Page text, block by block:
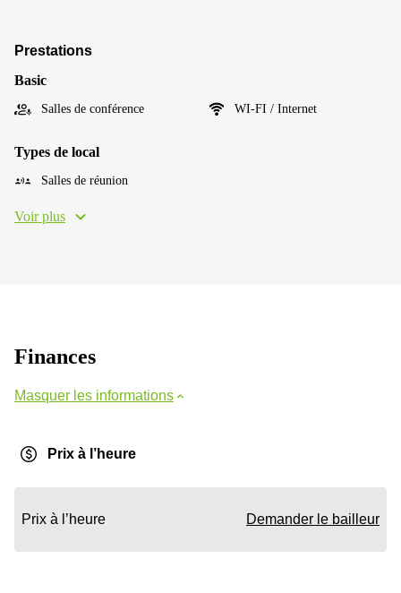
Prestations
Basic
Salles de conférence WI-FI / Internet
Types de local
Salles de réunion
Voir plus
Finances
Masquer les informations
Prix à l’heure
Prix à l’heure Demander le bailleur